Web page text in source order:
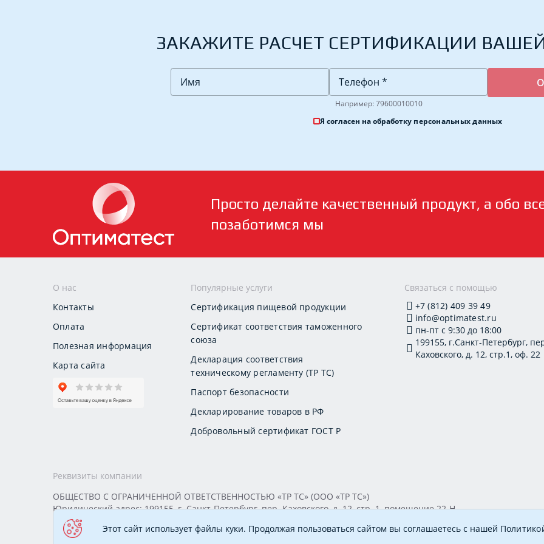
ЗАКАЖИТЕ РАСЧЕТ СЕРТИФИКАЦИИ
Например: 79600010010
Я согласен на обработку персональных данных
Просто делайте качественный продукт, а обо
позаботимся мы
О нас
Контакты
Оплата
Полезная информация
Карта сайта
Популярные услуги
Сертификация пищевой продукции
Сертификат соответствия таможенного
союза
Декларация соответствия
техническому регламенту (ТР ТС)
Паспорт безопасности
Декларирование товаров в РФ
Добровольный сертификат ГОСТ Р
Связаться с помощью
+7 (812) 409 39 49
info@optimatest.ru
пн-пт с 9:30 до 18:00
199155, г.Санкт-Петербург,
Каховского, д. 12, стр.1, оф. 22
Реквизиты компании
ОБЩЕСТВО С ОГРАНИЧЕННОЙ ОТВЕТСТВЕННОСТЬЮ «ТР ТС» (ООО «ТР ТС»)
Юридический адрес: 199155, г. Санкт-Петербург, пер. Каховского, д. 12, стр. 1, помещение 22-Н
ИНН 7813295032 КПП 780101001 ОГРН 1177847388894 ОКПО 20395319 Генеральный директор: Соколова Алёна
Этот сайт использует файлы куки. Продолжая пользоваться сайтом вы соглашаетесь с нашей